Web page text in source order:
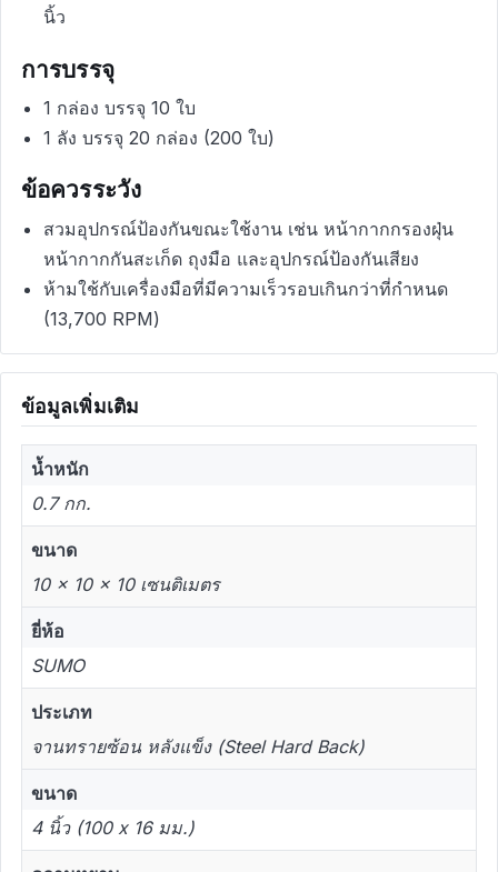
นิ้ว
การบรรจุ
1 กล่อง บรรจุ 10 ใบ
1 ลัง บรรจุ 20 กล่อง (200 ใบ)
ข้อควรระวัง
สวมอุปกรณ์ป้องกันขณะใช้งาน เช่น หน้ากากกรองฝุ่น
หน้ากากกันสะเก็ด ถุงมือ และอุปกรณ์ป้องกันเสียง
ห้ามใช้กับเครื่องมือที่มีความเร็วรอบเกินกว่าที่กำหนด
(13,700 RPM)
ข้อมูลเพิ่มเติม
น้ำหนัก
0.7 กก.
ขนาด
10 × 10 × 10 เซนติเมตร
ยี่ห้อ
SUMO
ประเภท
จานทรายซ้อน หลังแข็ง (Steel Hard Back)
ขนาด
4 นิ้ว (100 x 16 มม.)